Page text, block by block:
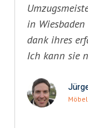
in
dank ihres
Ich kann sie